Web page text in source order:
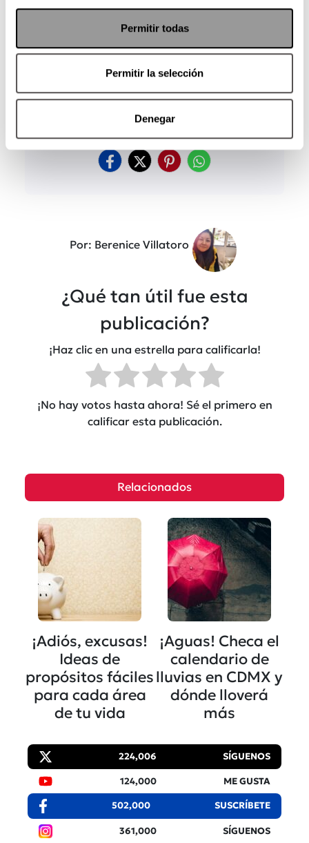
Permitir todas
Permitir la selección
Denegar
Crecer, sanar, amar: así afectan tus heridas
de la infancia tus relaciones
Esto hará que tu niño interior esté orgullo
Cuéntanos enredes sociales, ¿cómo has
Por: Berenice Villatoro
¿Qué tan útil fue esta
publicación?
¡Haz clic en una estrella para calificarla!
¡No hay votos hasta ahora! Sé el primero en
calificar esta publicación.
Relacionados
¡Adiós, excusas!
Ideas de
propósitos fáciles
para cada área
de tu vida
¡Aguas! Checa el
calendario de
lluvias en CDMX y
dónde lloverá
más
224,006 SÍGUENOS
124,000 ME GUSTA
502,000 SUSCRÍBETE
361,000 SÍGUENOS